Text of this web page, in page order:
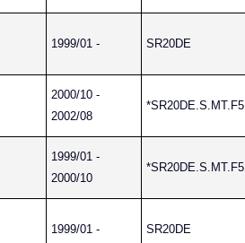
1999/01 - SR20DE
2000/10 -
2002/08
*SR20DE.S.MT.F5
1999/01 -
2000/10
*SR20DE.S.MT.F5
1999/01 - SR20DE